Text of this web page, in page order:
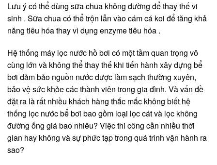
Lưu ý có thể dùng sữa chua không đường để thay thế vi
sinh . Sữa chua có thể trộn lẫn vào cám cá koi để tăng khả
năng tiêu hóa thay vì dụng enzyme tiêu hóa .
Hệ thống máy lọc nước hồ bơi có một tầm quan trọng vô
cùng lớn và không thể thay thế khi tiến hành xây dựng bể
bơi đảm bảo nguồn nước được làm sạch thường xuyên,
bảo vệ sức khỏe các thành viên trong gia đình. Và vấn đề
đặt ra là rất nhiều khách hàng thắc mắc không biết hệ
thống lọc nước bể bơi bao gồm loại lọc cát và lọc không
đường ống giá bao nhiêu? Việc thi công cần nhiều thời
gian hay không và sự phức tạp trong quá trình vận hành ra
sao?